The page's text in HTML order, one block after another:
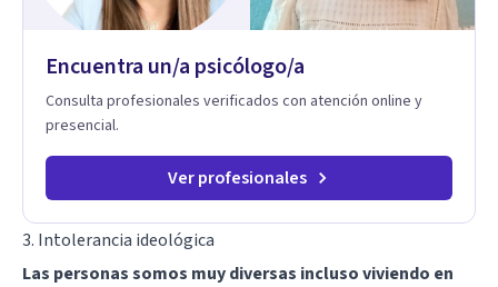
Encuentra un/a psicólogo/a
Consulta profesionales verificados con atención online y
presencial.
Ver profesionales
3. Intolerancia ideológica
Las personas somos muy diversas incluso viviendo en